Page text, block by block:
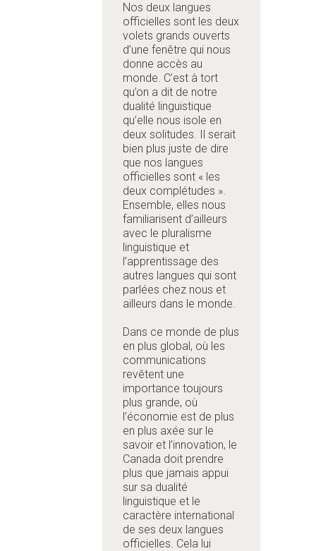
Nos deux langues
officielles sont les deux
volets grands ouverts
d’une fenêtre qui nous
donne accès au
monde. C’est à tort
qu’on a dit de notre
dualité linguistique
qu’elle nous isole en
deux solitudes. Il serait
bien plus juste de dire
que nos langues
officielles sont « les
deux complétudes ».
Ensemble, elles nous
familiarisent d’ailleurs
avec le pluralisme
linguistique et
l’apprentissage des
autres langues qui sont
parlées chez nous et
ailleurs dans le monde.
Dans ce monde de plus
en plus global, où les
communications
revêtent une
importance toujours
plus grande, où
l’économie est de plus
en plus axée sur le
savoir et l’innovation, le
Canada doit prendre
plus que jamais appui
sur sa dualité
linguistique et le
caractère international
de ses deux langues
officielles. Cela lui